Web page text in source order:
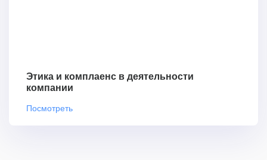
Этика и комплаенс в деятельности
компании
Посмотреть